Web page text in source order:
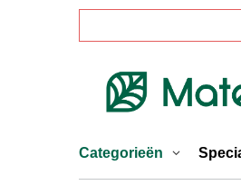
Categorieën